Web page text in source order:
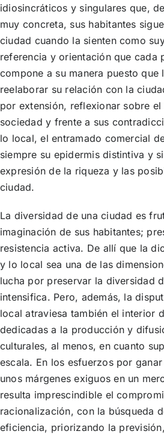
idiosincráticos y singulares que,
muy concreta, sus habitantes
ciudad cuando la sienten como
referencia y orientación que cada
compone a su manera puesto que
reelaborar su relación con la
por extensión, reflexionar sobre
sociedad y frente a sus
lo local, el entramado comercial
siempre su epidermis distintiva y
expresión de la riqueza y las
ciudad.
La diversidad de una ciudad es
imaginación de sus habitantes;
resistencia activa. De allí que la
y lo local sea una de las
lucha por preservar la diversidad
intensifica. Pero, además, la
local atraviesa también el interior
dedicadas a la producción y
culturales, al menos, en cuanto
escala. En los esfuerzos por
unos márgenes exiguos en un
resulta imprescindible el
racionalización, con la búsqueda
eficiencia, priorizando la